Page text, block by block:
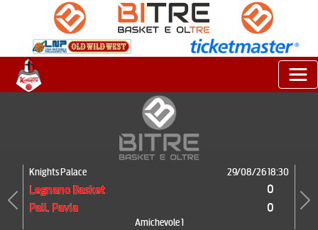
Knights Palace 29/08/26 18:30
Legnano Basket
0
Pall. Pavia
0
Amichevole 1
Previous Next